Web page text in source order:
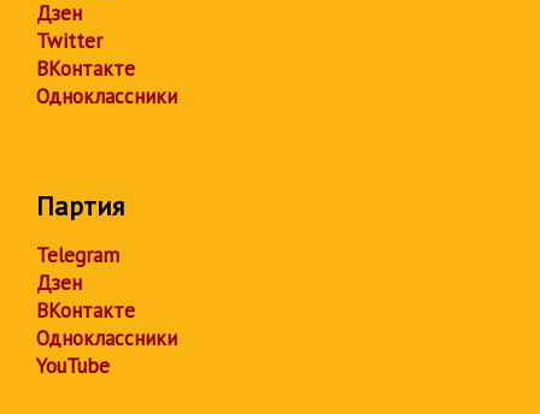
Дзен
Twitter
ВКонтакте
Одноклассники
Партия
Telegram
Дзен
ВКонтакте
Одноклассники
YouTube